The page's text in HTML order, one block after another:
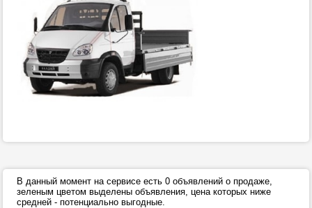
В данный момент на сервисе есть 0 объявлений о продаже,
зеленым цветом выделены объявления, цена которых ниже
средней - потенциально выгодные.